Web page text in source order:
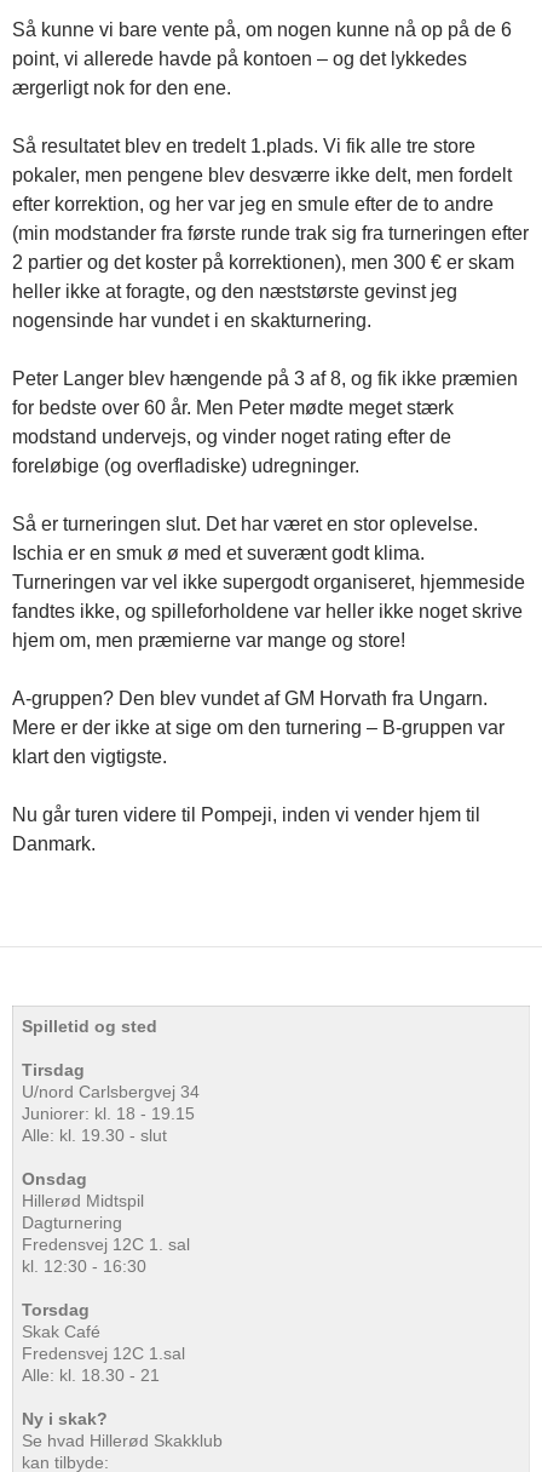
Så kunne vi bare vente på, om nogen kunne nå op på de 6
point, vi allerede havde på kontoen – og det lykkedes
ærgerligt nok for den ene.
Så resultatet blev en tredelt 1.plads. Vi fik alle tre store
pokaler, men pengene blev desværre ikke delt, men fordelt
efter korrektion, og her var jeg en smule efter de to andre
(min modstander fra første runde trak sig fra turneringen efter
2 partier og det koster på korrektionen), men 300 € er skam
heller ikke at foragte, og den næststørste gevinst jeg
nogensinde har vundet i en skakturnering.
Peter Langer blev hængende på 3 af 8, og fik ikke præmien
for bedste over 60 år. Men Peter mødte meget stærk
modstand undervejs, og vinder noget rating efter de
foreløbige (og overfladiske) udregninger.
Så er turneringen slut. Det har været en stor oplevelse.
Ischia er en smuk ø med et suverænt godt klima.
Turneringen var vel ikke supergodt organiseret, hjemmeside
fandtes ikke, og spilleforholdene var heller ikke noget skrive
hjem om, men præmierne var mange og store!
A-gruppen? Den blev vundet af GM Horvath fra Ungarn.
Mere er der ikke at sige om den turnering – B-gruppen var
klart den vigtigste.
Nu går turen videre til Pompeji, inden vi vender hjem til
Danmark.
Spilletid og sted
Tirsdag
U/nord Carlsbergvej 34
Juniorer: kl. 18 - 19.15
Alle: kl. 19.30 - slut
Onsdag
Hillerød Midtspil
Dagturnering
Fredensvej 12C 1. sal
kl. 12:30 - 16:30
Torsdag
Skak Café
Fredensvej 12C 1.sal
Alle: kl. 18.30 - 21
Ny i skak?
Se hvad Hillerød Skakklub
kan tilbyde: